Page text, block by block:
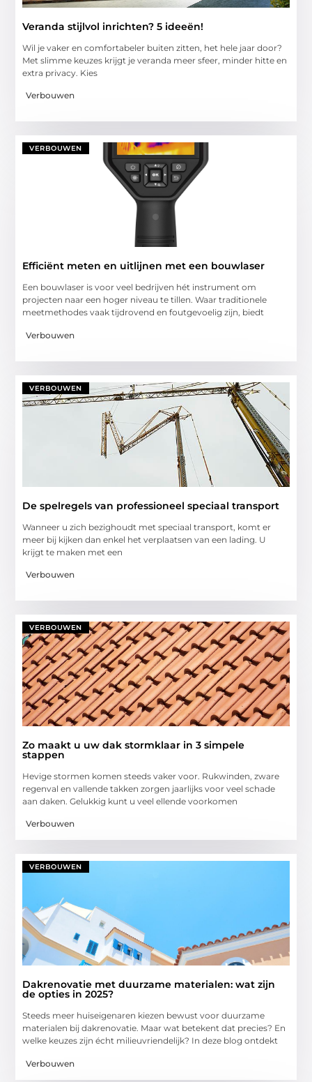
Veranda stijlvol inrichten? 5 ideeën!
Wil je vaker en comfortabeler buiten zitten, het hele jaar door?
Met slimme keuzes krijgt je veranda meer sfeer, minder hitte en
extra privacy. Kies
Verbouwen
VERBOUWEN
Efficiënt meten en uitlijnen met een bouwlaser
Een bouwlaser is voor veel bedrijven hét instrument om
projecten naar een hoger niveau te tillen. Waar traditionele
meetmethodes vaak tijdrovend en foutgevoelig zijn, biedt
Verbouwen
VERBOUWEN
De spelregels van professioneel speciaal transport
Wanneer u zich bezighoudt met speciaal transport, komt er
meer bij kijken dan enkel het verplaatsen van een lading. U
krijgt te maken met een
Verbouwen
VERBOUWEN
Zo maakt u uw dak stormklaar in 3 simpele
stappen
Hevige stormen komen steeds vaker voor. Rukwinden, zware
regenval en vallende takken zorgen jaarlijks voor veel schade
aan daken. Gelukkig kunt u veel ellende voorkomen
Verbouwen
VERBOUWEN
Dakrenovatie met duurzame materialen: wat zijn
de opties in 2025?
Steeds meer huiseigenaren kiezen bewust voor duurzame
materialen bij dakrenovatie. Maar wat betekent dat precies? En
welke keuzes zijn écht milieuvriendelijk? In deze blog ontdekt
Verbouwen